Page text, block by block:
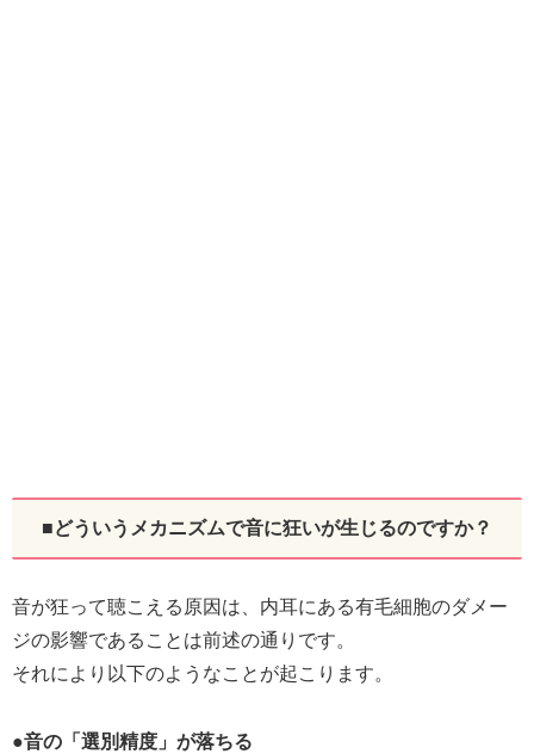
■どういうメカニズムで音に狂いが生じるのですか？
音が狂って聴こえる原因は、内耳にある有毛細胞のダメー
ジの影響であることは前述の通りです。
それにより以下のようなことが起こります。
●音の「選別精度」が落ちる